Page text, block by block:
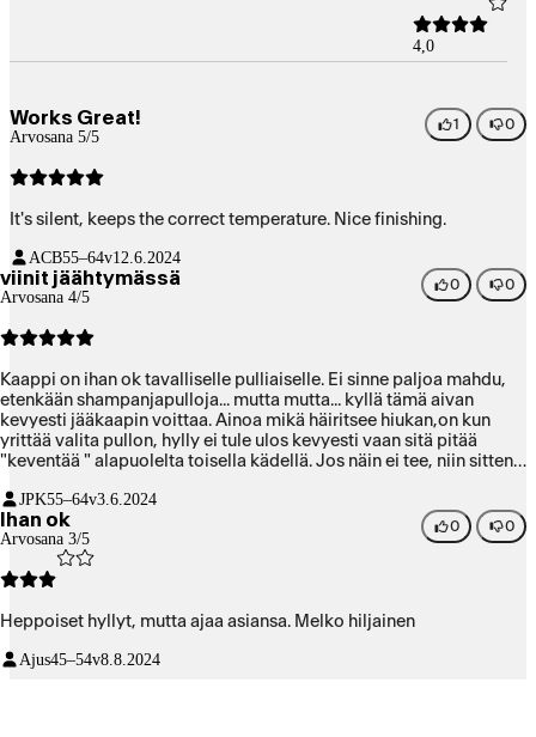
4,0
Works Great!
Arvosana 5/5
1 0
It's silent, keeps the correct temperature. Nice finishing.
ACB55–64v12.6.2024
viinit jäähtymässä
Arvosana 4/5
0 0
Kaappi on ihan ok tavalliselle pulliaiselle. Ei sinne paljoa mahdu,
etenkään shampanjapulloja... mutta mutta... kyllä tämä aivan
kevyesti jääkaapin voittaa. Ainoa mikä häiritsee hiukan,on kun
yrittää valita pullon, hylly ei tule ulos kevyesti vaan sitä pitää
"keventää " alapuolelta toisella kädellä. Jos näin ei tee, niin sitten
toukokuun helteistä huolimatta.
JPK55–64v3.6.2024
Ihan ok
Arvosana 3/5
0 0
Heppoiset hyllyt, mutta ajaa asiansa. Melko hiljainen
Ajus45–54v8.8.2024